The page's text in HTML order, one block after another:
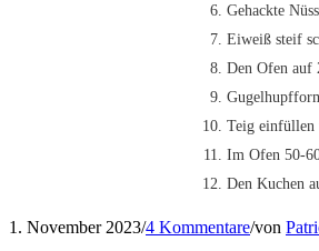
Gehackte
Eiweiß steif
Den Ofen auf
Teig einfüllen
Im Ofen 50-
Den Kuchen
1. November 2023/4 Kommentare/von